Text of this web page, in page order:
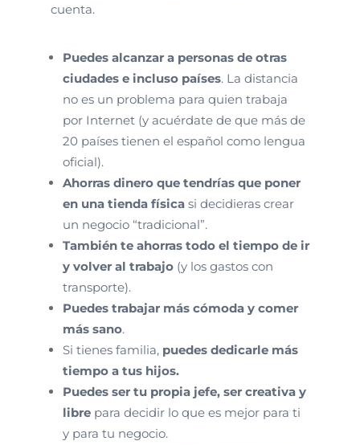
cuenta.
Puedes alcanzar a personas de otras
ciudades e incluso países. La distancia
no es un problema para quien trabaja
por Internet (y acuérdate de que más de
20 países tienen el español como lengua
oficial).
Ahorras dinero que tendrías que poner
en una tienda físicasi decidieras crear
un negocio “tradicional”.
También te ahorras todo el tiempo de ir
y volver al trabajo(y los gastos con
transporte).
Puedes trabajar más cómoda y comer
más sano.
Si tienes familia, puedes dedicarle más
tiempo a tus hijos.
Puedes ser tu propia jefe, ser creativa y
libre para decidir lo que es mejor para ti
y para tu negocio.